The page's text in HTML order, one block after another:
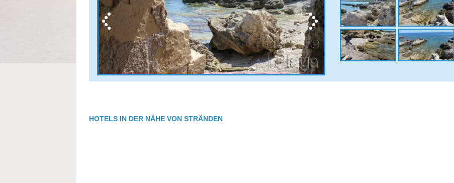
HOTELS IN DER NÄHE VON STRÄNDEN